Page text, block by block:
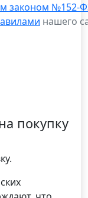
законом №152-
нашего
покупку